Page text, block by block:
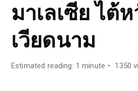
มาเลเซีย ไต้
เวียดนาม
Estimated reading: 1 minute 1350